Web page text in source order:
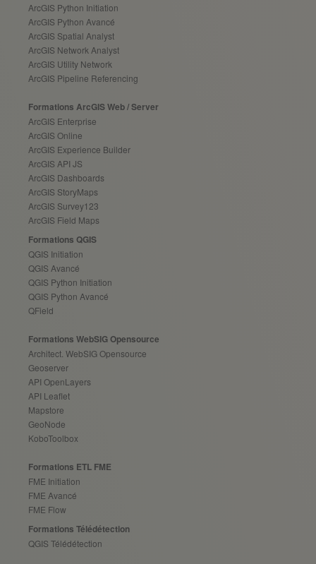
ArcGIS Python Initiation
ArcGIS Python Avancé
ArcGIS Spatial Analyst
ArcGIS Network Analyst
ArcGIS Utility Network
ArcGIS Pipeline Referencing
Formations ArcGIS Web / Server
ArcGIS Enterprise
ArcGIS Online
ArcGIS Experience Builder
ArcGIS API JS
ArcGIS Dashboards
ArcGIS StoryMaps
ArcGIS Survey123
ArcGIS Field Maps
Formations QGIS
QGIS Initiation
QGIS Avancé
QGIS Python Initiation
QGIS Python Avancé
QField
Formations WebSIG Opensource
Architect. WebSIG Opensource
Geoserver
API OpenLayers
API Leaflet
Mapstore
GeoNode
KoboToolbox
Formations ETL FME
FME Initiation
FME Avancé
FME Flow
Formations Télédétection
QGIS Télédétection